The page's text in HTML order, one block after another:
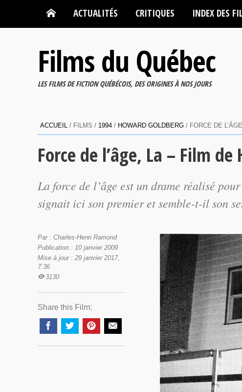
ACTUALITÉS CRITIQUES INDEX DES
Films du Québec
LES FILMS DE FICTION QUÉBÉCOIS, DES ORIGINES À NOS JOURS
ACCUEIL / FILMS / 1994 / HOWARD GOLDBERG / FORCE DE
Force de l’âge, La – Film
La force de l’âge est un drame réalisé
signait ici son premier et semble-t-il son
Par : Charles-Henri Ramond
Publication : 10 janvier 2009
Mise à jour : 29 janvier 2017,
7:36
3130
Share this Film: